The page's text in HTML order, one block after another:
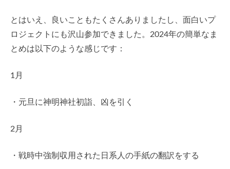
とはいえ、良いこともたくさんありましたし、面白いプ
ロジェクトにも沢山参加できました。2024年の簡単なま
とめは以下のような感じです：
1月
・元旦に神明神社初詣、凶を引く
2月
・戦時中強制収用された日系人の手紙の翻訳をする